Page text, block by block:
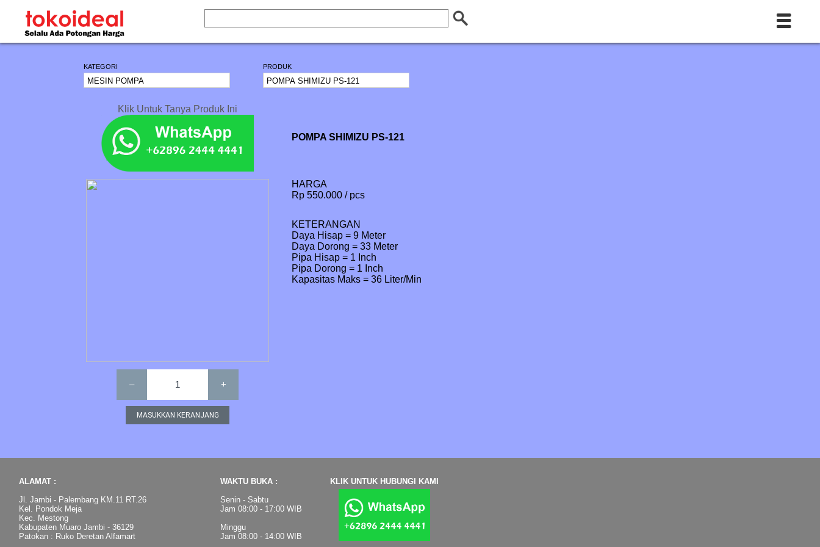
KATEGORI PRODUK
Klik Untuk Tanya Produk Ini
POMPA SHIMIZU PS-121
HARGA
Rp 550.000 / pcs
KETERANGAN
Daya Hisap = 9 Meter
Daya Dorong = 33 Meter
Pipa Hisap = 1 Inch
Pipa Dorong = 1 Inch
Kapasitas Maks = 36 Liter/Min
– 1 +
ALAMAT :
Jl. Jambi - Palembang KM.11 RT.26
Kel. Pondok Meja
Kec. Mestong
Kabupaten Muaro Jambi - 36129
Patokan : Ruko Deretan Alfamart
WAKTU BUKA :
Senin - Sabtu
Jam 08:00 - 17:00 WIB
Minggu
Jam 08:00 - 14:00 WIB
KLIK UNTUK HUBUNGI KAMI